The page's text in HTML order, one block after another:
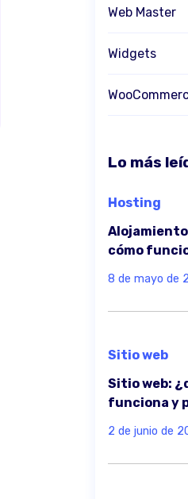
Web Master
Widgets
Lo más
Hosting
Alojamiento
cómo
8 de mayo de
Sitio web
Sitio web:
funciona y
2 de junio de